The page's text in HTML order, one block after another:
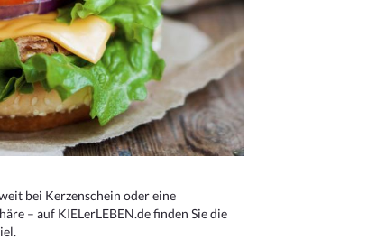
bei Kerzenschein oder eine
– auf KIELerLEBEN.de finden Sie die